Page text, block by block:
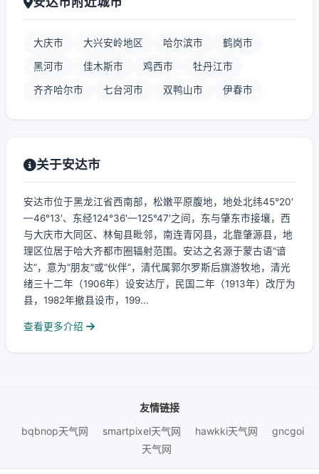
大庆市 大兴安岭地区 哈尔滨市 鹤岗市
黑河市 佳木斯市 鸡西市 牡丹江市
齐齐哈尔市 七台河市 双鸭山市 伊春市
关于安达市
安达市位于黑龙江省西南部，松嫩平原腹地，地处北纬45°20′
—46°13′、东经124°36′—125°47′之间，东与肇东市接壤，西
与大庆市大同区、林甸县毗邻，南连青冈县，北靠肇源县，地
理区位居于哈大齐都市圈辐射范围。安达之名源于蒙古语“谙
达”，意为“朋友”或“伙伴”，清代属郭尔罗斯后旗游牧地，清光
绪三十二年（1906年）设安达厅，民国二年（1913年）改厅为
县，1982年撤县设市，199...
查看更多介绍
友情链接
bqbnop天气网
smartpixel天气网 hawkki天气网
gncgoi
天气网